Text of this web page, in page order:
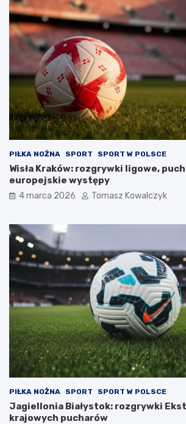
PIŁKA NOŻNA SPORT SPORT W POLSCE
Wisła Kraków: rozgrywki ligowe,
europejskie występy
4 marca 2026 Tomasz Kowalczyk
PIŁKA NOŻNA SPORT SPORT W POLSCE
Jagiellonia Białystok: rozgrywki
krajowych pucharów